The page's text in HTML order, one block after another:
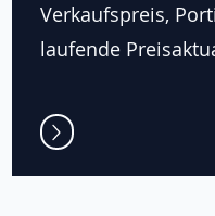
Verkaufspreis,
laufende